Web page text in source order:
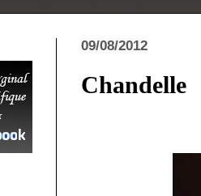
09/08/2012
Chandelle